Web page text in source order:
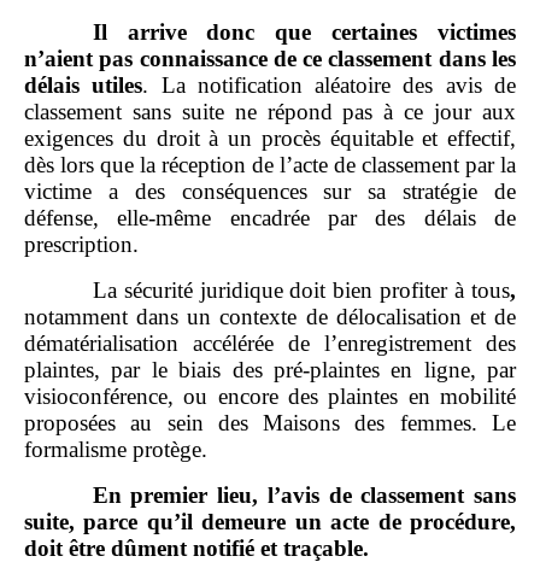
Il arrive donc que certaines victimes
n’aient pas connaissance de ce classement dans les
délais utiles. La notification aléatoire des avis de
classement sans suite ne répond pas à ce jour aux
exigences du droit à un procès équitable et effectif,
dès lors que la réception de l’acte de classement par la
victime a des conséquences sur sa stratégie de
défense, elle‑même encadrée par des délais de
prescription.
La sécurité juridique doit bien profiter à tous,
notamment dans un contexte de délocalisation et de
dématérialisation accélérée de l’enregistrement des
plaintes, par le biais des pré‑plaintes en ligne, par
visioconférence, ou encore des plaintes en mobilité
proposées au sein des Maisons des femmes. Le
formalisme protège.
En premier lieu, l’avis de classement sans
suite, parce qu’il demeure un acte de procédure,
doit être dûment notifié et traçable.